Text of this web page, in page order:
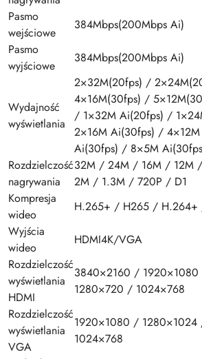
Pasmo
wejściowe
384Mbps(200Mbps Ai)
Pasmo
wyjściowe
384Mbps(200Mbps Ai)
Wydajność
wyświetlania
2×32M(20fps) /
4×16M(30fps) /
/ 1×32M Ai(20fps) /
2×16M Ai(30fps) /
Ai(30fps) / 8×5M
Rozdzielczość
nagrywania
32M / 24M / 16M /
2M / 1.3M / 720P / D1
Kompresja
wideo
H.265+ / H265 / H.264+
Wyjścia
wideo
HDMI4K/VGA
Rozdzielczość
wyświetlania
HDMI
3840×2160 /
1280×720 / 1024×768
Rozdzielczość
wyświetlania
VGA
1920×1080 /
1024×768